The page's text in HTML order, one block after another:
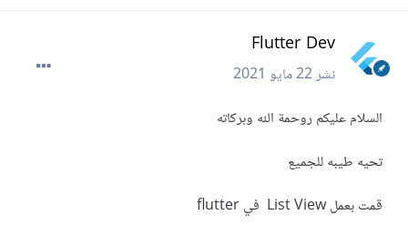
Flutter Dev
نشر22 مايو 2021
السلام عليكم روحمة الله وبركاته
تحيه طيبه للجميع
قمت بعمل List View في flutter